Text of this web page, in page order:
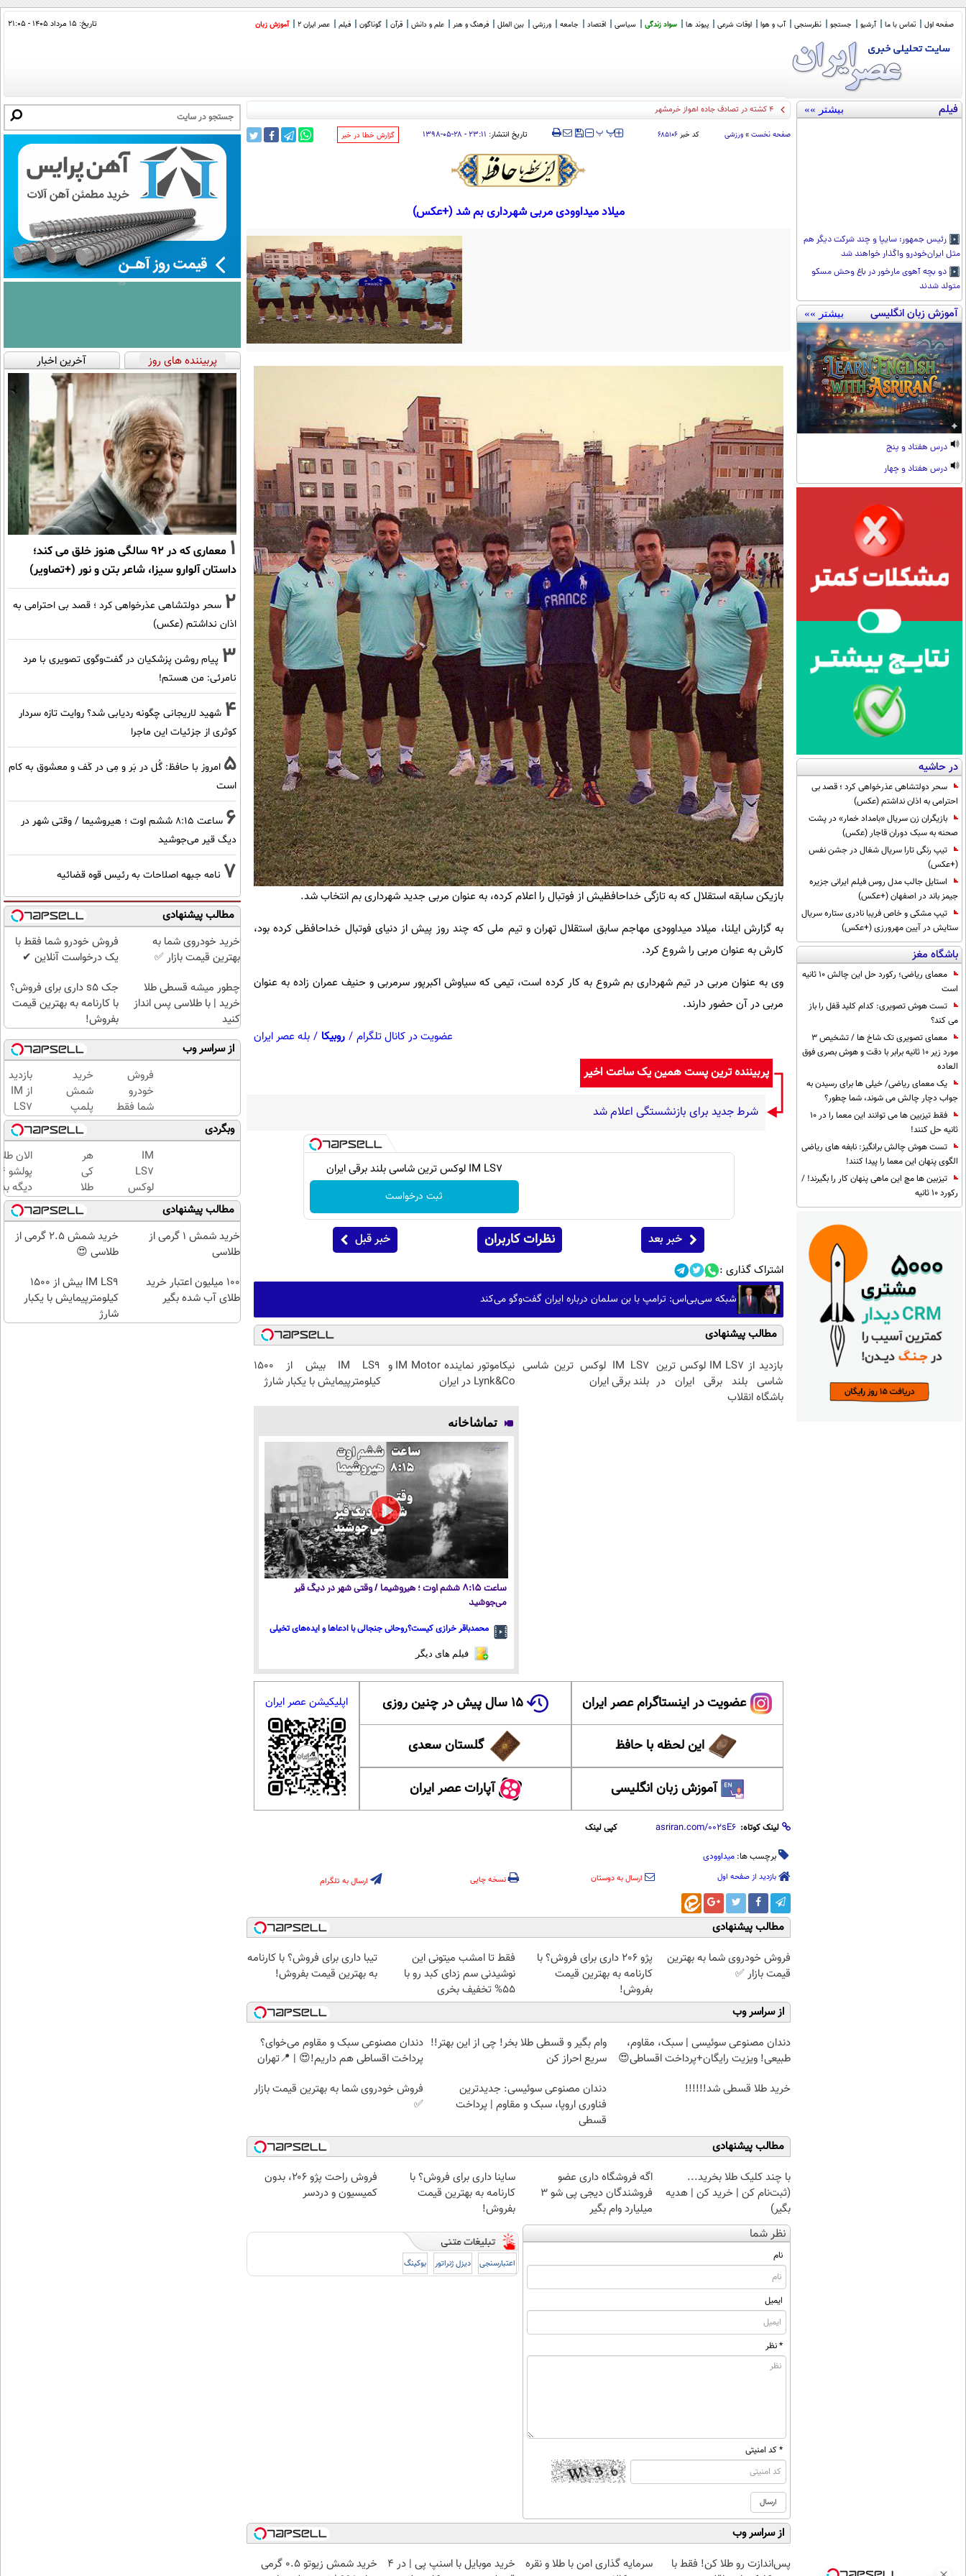
صفحه اول تماس با ما آرشیو جستجو نظرسنجی آب و هوا اوقات شرعی پیوند ها سواد زندگی سیاسی اقتصاد جامعه ورزشی بین الملل فرهنگ و هنر علم و دانش قرآن گوناگون فیلم عصر ایران 2 آموزش زبان تاریخ: ۱۵ مرداد ۱۴۰۵ - ۲۱:۰۵
فیلم بیشتر »»
رئیس جمهور: سایپا و چند شرکت دیگر هم
مثل ایران‌خودرو واگذار خواهند شد
دو بچه آهوی مارخور در باغ وحش مسکو
متولد شدند
آموزش زبان انگلیسی بیشتر »»
درس هفتاد و پنج
درس هفتاد و چهار
در حاشیه
سحر دولتشاهی عذرخواهی کرد ؛ قصد بی
احترامی به اذان نداشتم (عکس)
بازیگران زن سریال «بامداد خمار» در پشت
صحنه به سبک دوران قاجار (عکس)
تیپ رنگی تارا سریال شغال در جشن نفس
(+عکس)
استایل جالب مدل روس فیلم ایرانی جزیره
جیمز باند در اصفهان (+عکس)
تیپ مشکی و خاص فریبا نادری ستاره سریال
ستایش در آیین مهرورزی (+عکس)
باشگاه مغز
معمای ریاضی؛ رکورد حل این چالش 10 ثانیه
است
تست هوش تصویری: کدام کلید قفل را باز
می کند؟
معمای تصویری تک شاخ ها / تشخیص 3
مورد زیر 10 ثانیه برابر با دقت و هوش بصری فوق
العاده
یک معمای ریاضی/ خیلی ها برای رسیدن به
جواب دچار چالش می شوند، شما چطور؟
فقط تیزبین ها می توانند این معما را در 10
ثانیه حل کنند!
تست هوش چالش برانگیز: نابغه های ریاضی
الگوی پنهان این معما را پیدا کنند!
تیزبین ها مچ این ماهی پنهان کار را بگیرند! /
رکورد 10 ثانیه
۴ کشته در تصادف جاده اهواز خرمشهر
صفحه نخست » ورزشی کد خبر ۶۸۵۱۰۶ ‍‍‍ پپ تاریخ انتشار: ۲۳:۱۱ - ۲۸-۰۵-۱۳۹۸ ‌گزارش خطا در خبر
میلاد میداوودی مربی شهرداری بم شد (+عکس)
بازیکن سابقه استقلال که به تازگی خداحافظیش از فوتبال را اعلام کرده، به عنوان مربی جدید شهرداری بم انتخاب شد.
به گزارش ایلنا، میلاد میداوودی مهاجم سابق استقلال تهران و تیم ملی که چند روز پیش از دنیای فوتبال خداحافظی کرده بود،
کارش به عنوان مربی را شروع کرد.
وی به عنوان مربی در تیم شهرداری بم شروع به کار کرده است، تیمی که سیاوش اکبرپور سرمربی و حنیف عمران زاده به عنوان
مربی در آن حضور دارند.
عضویت در کانال تلگرام / روبیکا / بله عصر ایران
پربیننده ترین پست همین یک ساعت اخیر
شرط جدید برای بازنشستگی اعلام شد
IM LS7 لوکس ترین شاسی بلند برقی ایران
ثبت درخواست
خبر بعد نظرات کاربران خبر قبل
اشتراک گذاری :
شبکه سی‌بی‌اس: ترامپ با بن سلمان درباره ایران گفت‌وگو می‌کند
مطالب پیشنهادی
بازدید از IM LS7 لوکس ترین
شاسی بلند برقی ایران در
باشگاه انقلاب
IM LS7 لوکس ترین شاسی
بلند برقی ایران
نیکاموتور نماینده IM Motor و
Lynk&Co در ایران
IM LS9 بیش از 1500
کیلومترپیمایش با یکبار شارژ
تماشاخانه
ساعت ۸:۱۵ ششم اوت ؛ هیروشیما / وقتی شهر در دیگ قیر
می‌جوشید
محمدباقر خرازی کیست؟روحانی جنجالی با ادعاها و ایده‌های تخیلی
فیلم های دیگر
عضویت در اینستاگرام عصر ایران ۱۵ سال پیش در چنین روزی
این لحظه با حافظ گلستان سعدی
آموزش زبان انگلیسی آپارات عصر ایران
اپلیکیشن عصر ایران
لینک کوتاه: کپی لینک
برچسب ها: میداوودی
بازدید از صفحه اول ارسال به دوستان نسخه چاپی ارسال به تلگرام
مطالب پیشنهادی
فروش خودروی شما به بهترین
قیمت بازار ✅
پژو 206 داری برای فروش؟ با
کارنامه به بهترین قیمت
بفروش!
فقط تا امشب میتونی این
نوشیدنی سم زدای کبد رو با
55% تخفیف بخری
تیبا داری برای فروش؟ با کارنامه
به بهترین قیمت بفروش!
از سراسر وب
دندان مصنوعی سوئیسی | سبک، مقاوم،
طبیعی! ویزیت رایگان+پرداخت اقساطی😍
وام بگیر و قسطی طلا بخر! چی از این بهتر!!
سریع احراز کن
دندان مصنوعی سبک و مقاوم می‌خوای؟
پرداخت اقساطی هم داریم!😍 | 📍تهران
خرید طلا قسطی شد!!!!!!
دندان مصنوعی سوئیسی: جدیدترین
فناوری اروپا، سبک و مقاوم | پرداخت
قسطی
فروش خودروی شما به بهترین قیمت بازار
✅
مطالب پیشنهادی
با چند کلیک طلا بخرید...
(ثبت‌نام کن | خرید کن | هدیه
بگیر)
اگه فروشگاه داری عضو
فروشندگان دیجی پی شو 3
میلیارد وام بگیر
ساینا داری برای فروش؟ با
کارنامه به بهترین قیمت
بفروش!
فروش راحت پژو ۲۰6، بدون
کمیسیون و دردسر
نظر شما
نام
ایمیل
* نظر
* کد امنیتی
اعتبارسنجی دیزل ژنراتور بوکینگ
از سراسر وب
پس‌اندازت رو طلا کن! فقط با
سرمایه گذاری امن با طلا و نقره
خرید موبایل با اسنپ پی | در ۴
خرید شمش زیوتو ۰.۵ گرمی
پربیننده های روز آخرین اخبار
1
معماری که در 92 سالگی هنوز خلق می کند؛
داستان آلوارو سیزا، شاعر بتن و نور (+تصاویر)
2 سحر دولتشاهی عذرخواهی کرد ؛ قصد بی احترامی به
اذان نداشتم (عکس)
3 پیام روشن پزشکیان در گفت‌و‌گوی تصویری با مرد
نامرئی: من هستم!
4 شهید لاریجانی چگونه ردیابی شد؟ روایت تازه سردار
کوثری از جزئیات این ماجرا
5 امروز با حافظ: گُل در بَر و مِی در کَف و معشوق به کام
است
6
ساعت ۸:۱۵ ششم اوت ؛ هیروشیما / وقتی شهر در
دیگ قیر می‌جوشید
7 نامه جبهه اصلاحات به رئیس قوه قضائیه
مطالب پیشنهادی
خرید خودروی شما به
بهترین قیمت بازار ✅
فروش خودرو شما فقط با
یک درخواست آنلاین ✔
چطور میشه قسطی طلا
خرید | با طلاسی پس انداز
کنید
جک s5 داری برای فروش؟
با کارنامه به بهترین قیمت
بفروش!
از سراسر وب
فروش
خودرو
شما فقط
با یک
درخواست
آنلاین ✔
خرید
شمش
پلمپ
طلاسی،
از ۰.۵
گرم تا
۱۰ گرم
بازدید
از IM
LS7
لوکس
ترین
شاسی
بلند
برقی
ایران
در
باشگاه
وبگردی
IM
LS7
لوکس
ترین
شاسی
بلند
هر
کی
طلا
داره،
غم
نداره!
😊💎
طلا با
چند
الان
دیگه
طلا با
بی‌بهره
مطالب پیشنهادی
خرید شمش 1 گرمی از
طلاسی
خرید شمش 2.5 گرمی از
طلاسی 😍
100 میلیون اعتبار خرید
طلای آب شده بگیر
IM LS9 بیش از 1500
کیلومترپیمایش با یکبار
شارژ